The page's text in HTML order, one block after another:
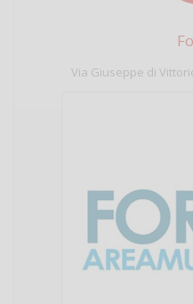
Via Giuseppe di